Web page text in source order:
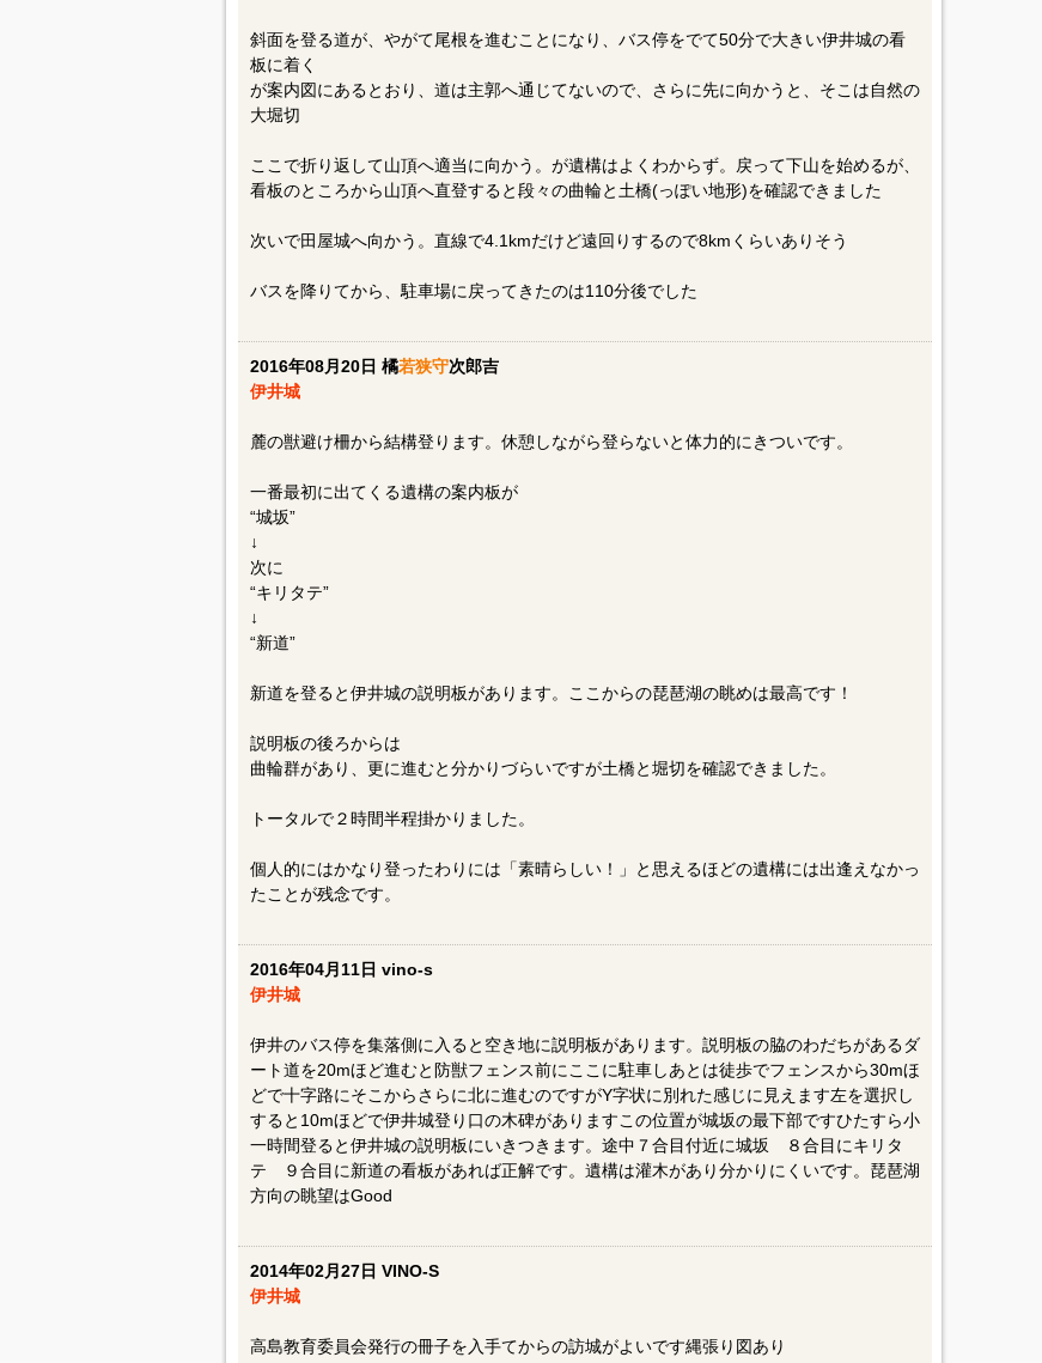
斜面を登る道が、やがて尾根を進むことになり、バス停をでて50分で大きい伊井城の看
板に着く
が案内図にあるとおり、道は主郭へ通じてないので、さらに先に向かうと、そこは自然の
大堀切
ここで折り返して山頂へ適当に向かう。が遺構はよくわからず。戻って下山を始めるが、
看板のところから山頂へ直登すると段々の曲輪と土橋(っぽい地形)を確認できました
次いで田屋城へ向かう。直線で4.1kmだけど遠回りするので8kmくらいありそう
バスを降りてから、駐車場に戻ってきたのは110分後でした
2016年08月20日 橘若狭守次郎吉
伊井城
麓の獣避け柵から結構登ります。休憩しながら登らないと体力的にきついです。
一番最初に出てくる遺構の案内板が
“城坂”
↓
次に
“キリタテ”
↓
“新道”
新道を登ると伊井城の説明板があります。ここからの琵琶湖の眺めは最高です！
説明板の後ろからは
曲輪群があり、更に進むと分かりづらいですが土橋と堀切を確認できました。
トータルで２時間半程掛かりました。
個人的にはかなり登ったわりには「素晴らしい！」と思えるほどの遺構には出逢えなかっ
たことが残念です。
2016年04月11日 vino-s
伊井城
伊井のバス停を集落側に入ると空き地に説明板があります。説明板の脇のわだちがあるダ
ート道を20mほど進むと防獣フェンス前にここに駐車しあとは徒歩でフェンスから30mほ
どで十字路にそこからさらに北に進むのですがY字状に別れた感じに見えます左を選択し
すると10mほどで伊井城登り口の木碑がありますこの位置が城坂の最下部ですひたすら小
一時間登ると伊井城の説明板にいきつきます。途中７合目付近に城坂 ８合目にキリタ
テ ９合目に新道の看板があれば正解です。遺構は灌木があり分かりにくいです。琵琶湖
方向の眺望はGood
2014年02月27日 VINO-S
伊井城
高島教育委員会発行の冊子を入手てからの訪城がよいです縄張り図あり